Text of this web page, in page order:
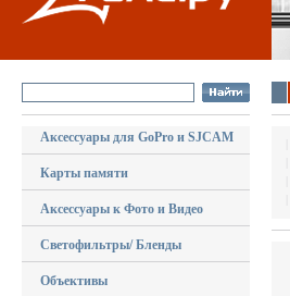
Аксессуары для GoPro и SJCAM
Карты памяти
Аксессуары к Фото и Видео
Светофильтры/ Бленды
Объективы